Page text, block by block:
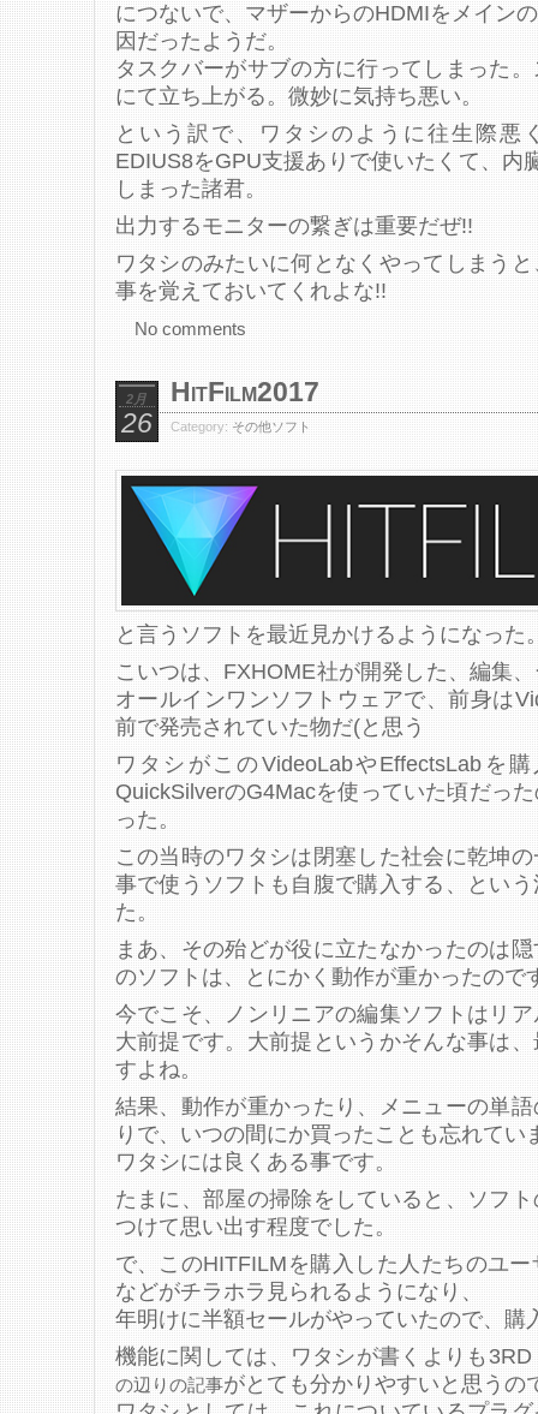
につないで、マザーからのHDMIをメイン
因だったようだ。
タスクバーがサブの方に行ってしまった
にて立ち上がる。微妙に気持ち悪い。
という訳で、ワタシのように往生際悪
EDIUS8をGPU支援ありで使いたくて、内
しまった諸君。
出力するモニターの繋ぎは重要だぜ!!
ワタシのみたいに何となくやってしまう
事を覚えておいてくれよな!!
No comments
2月
26
HitFilm2017
Category: その他ソフト
と言うソフトを最近見かけるようになった
こいつは、FXHOME社が開発した、編集
オールインワンソフトウェアで、前身は
前で発売されていた物だ(と思う
ワタシがこのVideoLabやEffectsLabを
QuickSilverのG4Macを使っていた頃だっ
った。
この当時のワタシは閉塞した社会に乾坤
事で使うソフトも自腹で購入する、とい
た。
まあ、その殆どが役に立たなかったのは
のソフトは、とにかく動作が重かったので
今でこそ、ノンリニアの編集ソフトはリ
大前提です。大前提というかそんな事は
すよね。
結果、動作が重かったり、メニューの単
りで、いつの間にか買ったことも忘れてい
ワタシには良くある事です。
たまに、部屋の掃除をしていると、ソフ
つけて思い出す程度でした。
で、このHITFILMを購入した人たちのユ
などがチラホラ見られるようになり、
年明けに半額セールがやっていたので、購
機能に関しては、ワタシが書くよりも
の辺りの記事がとても分かりやすいと思うの